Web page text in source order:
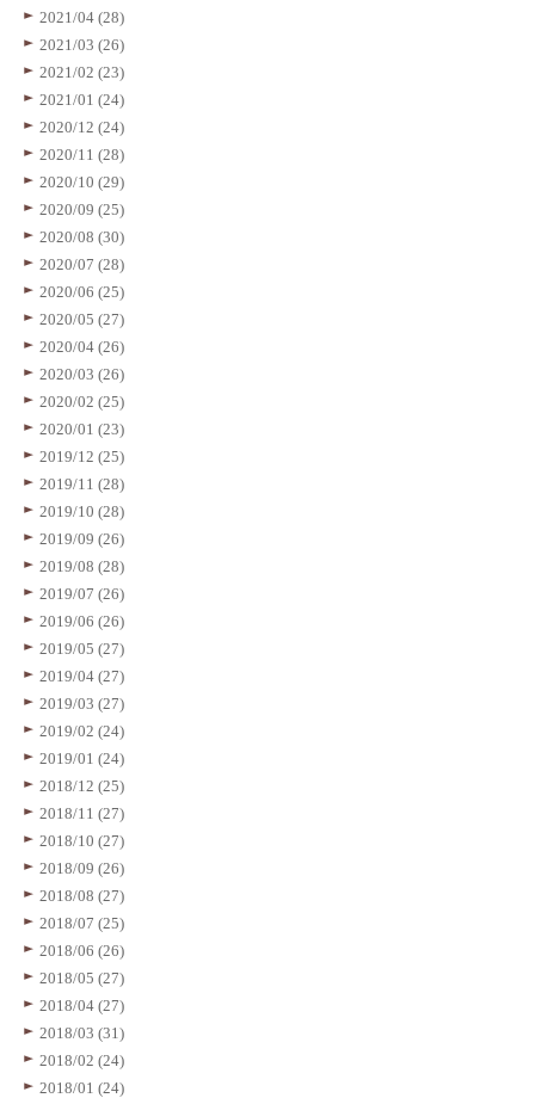
2021/04 (28)
2021/03 (26)
2021/02 (23)
2021/01 (24)
2020/12 (24)
2020/11 (28)
2020/10 (29)
2020/09 (25)
2020/08 (30)
2020/07 (28)
2020/06 (25)
2020/05 (27)
2020/04 (26)
2020/03 (26)
2020/02 (25)
2020/01 (23)
2019/12 (25)
2019/11 (28)
2019/10 (28)
2019/09 (26)
2019/08 (28)
2019/07 (26)
2019/06 (26)
2019/05 (27)
2019/04 (27)
2019/03 (27)
2019/02 (24)
2019/01 (24)
2018/12 (25)
2018/11 (27)
2018/10 (27)
2018/09 (26)
2018/08 (27)
2018/07 (25)
2018/06 (26)
2018/05 (27)
2018/04 (27)
2018/03 (31)
2018/02 (24)
2018/01 (24)